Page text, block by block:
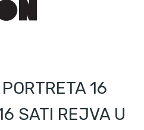
16
SATI REJVA U